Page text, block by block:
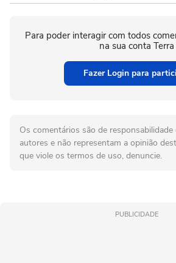
Para poder interagir com todos
na sua conta Terra
Fazer Login para
Os comentários são de responsabilidade
autores e não representam a opinião
que viole os termos de uso, denuncie.
PUBLICIDADE